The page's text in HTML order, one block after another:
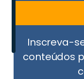
Inscreva-
conteúdos